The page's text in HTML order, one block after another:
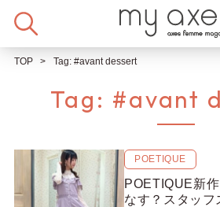
TOP Tag: #avant dessert
Tag: #avant
POETIQUE
POETIQUE新
なす？スタッフ